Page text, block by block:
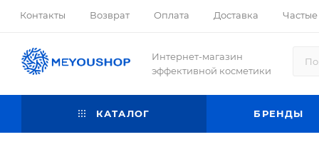
Контакты Возврат Оплата Доставка
Интернет-магазин
эффективной косметики
КАТАЛОГ БРЕНДЫ